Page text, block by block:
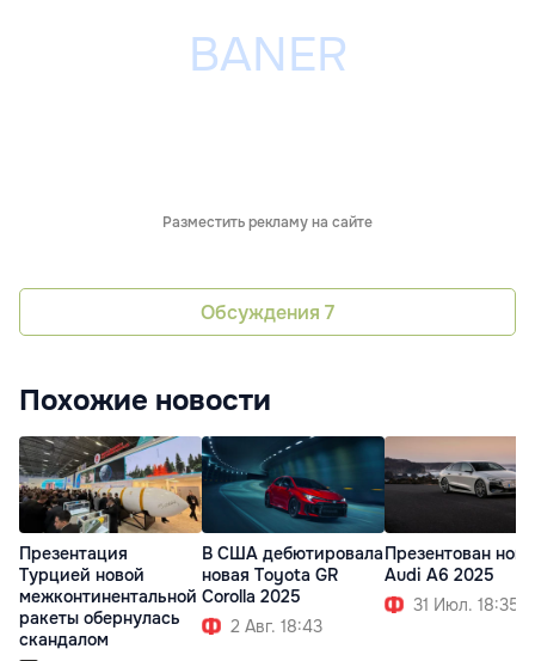
Разместить рекламу на сайте
Обсуждения 7
Похожие новости
Презентация
Турцией новой
межконтинентальной
ракеты обернулась
скандалом
В США дебютировала
новая Toyota GR
Corolla 2025
2 Авг. 18:43
Презентован
Audi A6 2025
31 Июл. 18:35